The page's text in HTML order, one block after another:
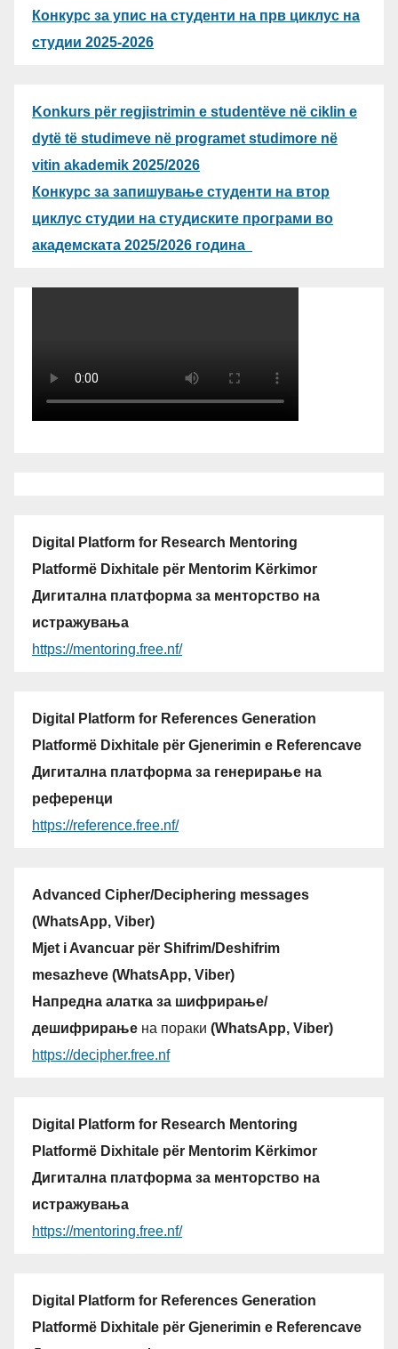
Конкурс за упис на студенти на прв циклус на
студии 2025-2026
Konkurs për regjistrimin e studentëve në ciklin e
dytë të studimeve në programet studimore në
vitin akademik 2025/2026
Конкурс за запишување студенти на втор
циклус студии на студиските програми во
академската 2025/2026 година
Digital Platform for Research Mentoring
Platformë Dixhitale për Mentorim Kërkimor
Дигитална платформа за менторство на
истражувања
https://mentoring.free.nf/
Digital Platform for References Generation
Platformë Dixhitale për Gjenerimin e Referencave
Дигитална платформа за генерирање на
референци
https://reference.free.nf/
Advanced Cipher/Deciphering messages
(WhatsApp, Viber)
Mjet i Avancuar për Shifrim/Deshifrim
mesazheve (WhatsApp, Viber)
Напредна алатка за шифрирање/
дешифрирање на пораки (WhatsApp, Viber)
https://decipher.free.nf
Digital Platform for Research Mentoring
Platformë Dixhitale për Mentorim Kërkimor
Дигитална платформа за менторство на
истражувања
https://mentoring.free.nf/
Digital Platform for References Generation
Platformë Dixhitale për Gjenerimin e Referencave